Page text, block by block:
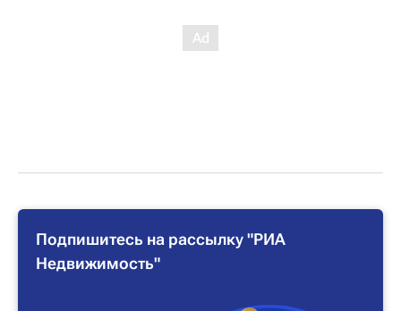
Подпишитесь на рассылку "РИА
Недвижимость"